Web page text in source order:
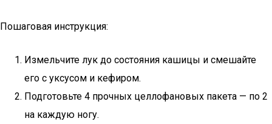
Пошаговая инструкция:
Измельчите лук до состояния кашицы и смешайте
его с уксусом и кефиром.
Подготовьте 4 прочных целлофановых пакета — по 2
на каждую ногу.